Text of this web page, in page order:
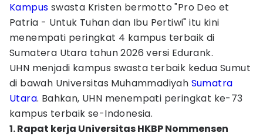
Kampus swasta Kristen bermotto "Pro Deo et
Patria - Untuk Tuhan dan Ibu Pertiwi" itu kini
menempati peringkat 4 kampus terbaik di
Sumatera Utara tahun 2026 versi Edurank.
UHN menjadi kampus swasta terbaik kedua Sumut
di bawah Universitas Muhammadiyah Sumatra
Utara. Bahkan, UHN menempati peringkat ke-73
kampus terbaik se-Indonesia.
1. Rapat kerja Universitas HKBP Nommensen